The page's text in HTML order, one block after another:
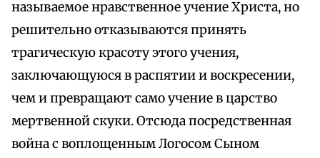
называемое нравственное учение Христа, но
решительно отказываются принять
трагическую красоту этого учения,
заключающуюся в распятии и воскресении,
чем и превращают само учение в царство
мертвенной скуки. Отсюда посредственная
война с воплощенным Логосом Сыном